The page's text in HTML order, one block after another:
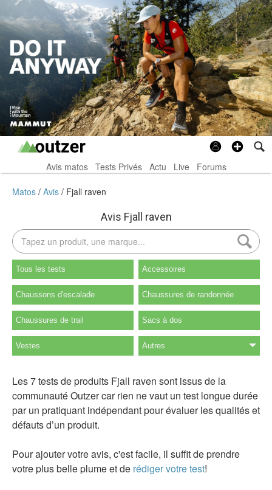
Avis matos Tests Privés Actu Live Forums
Matos Avis Fjall raven
Avis Fjall raven
Tous les tests Accessoires
Chaussons d'escalade Chaussures de randonnée
Chaussures de trail Sacs à dos
Vestes Autres
Les 7 tests de produits Fjall raven sont issus de la
communauté Outzer car rien ne vaut un test longue durée
par un pratiquant indépendant pour évaluer les qualités et
défauts d’un produit.
Pour ajouter votre avis, c'est facile, il suffit de prendre
votre plus belle plume et de rédiger votre test!